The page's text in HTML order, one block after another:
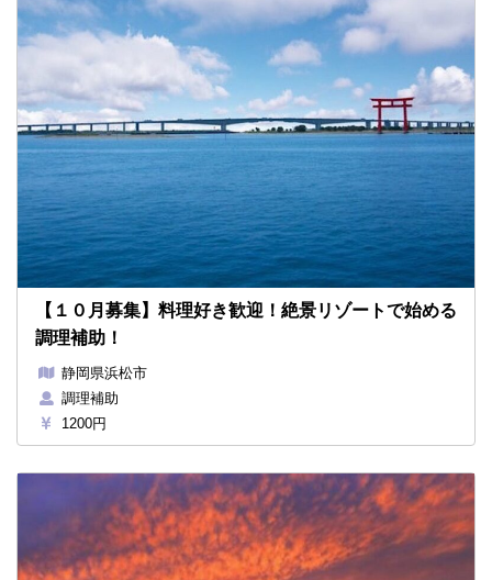
【１０月募集】料理好き歓迎！絶景リゾートで始める
調理補助！
静岡県浜松市
調理補助
1200円